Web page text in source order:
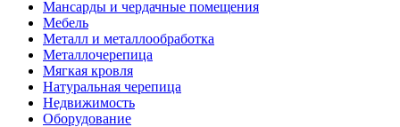
Мансарды и чердачные помещения
Мебель
Металл и металлообработка
Металлочерепица
Мягкая кровля
Натуральная черепица
Недвижимость
Оборудование